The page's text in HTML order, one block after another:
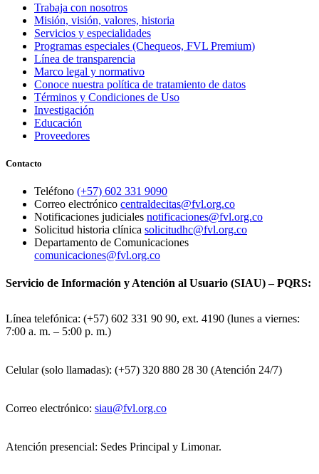
Trabaja con nosotros
Misión, visión, valores, historia
Servicios y especialidades
Programas especiales (Chequeos, FVL Premium)
Línea de transparencia
Marco legal y normativo
Conoce nuestra política de tratamiento de datos
Términos y Condiciones de Uso
Investigación
Educación
Proveedores
Contacto
Teléfono (+57) 602 331 9090
Correo electrónico centraldecitas@fvl.org.co
Notificaciones judiciales notificaciones@fvl.org.co
Solicitud historia clínica solicitudhc@fvl.org.co
Departamento de Comunicaciones
comunicaciones@fvl.org.co
Servicio de Información y Atención al Usuario (SIAU) – PQRS:
Línea telefónica: (+57) 602 331 90 90, ext. 4190 (lunes a viernes:
7:00 a. m. – 5:00 p. m.)
Celular (solo llamadas): (+57) 320 880 28 30 (Atención 24/7)
Correo electrónico: siau@fvl.org.co
Atención presencial: Sedes Principal y Limonar.